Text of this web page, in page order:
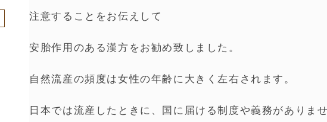
注意することをお伝えして
安胎作用のある漢方をお勧め致しました。
自然流産の頻度は女性の年齢に大きく左右されます。
日本では流産したときに、国に届ける制度や義務がありま